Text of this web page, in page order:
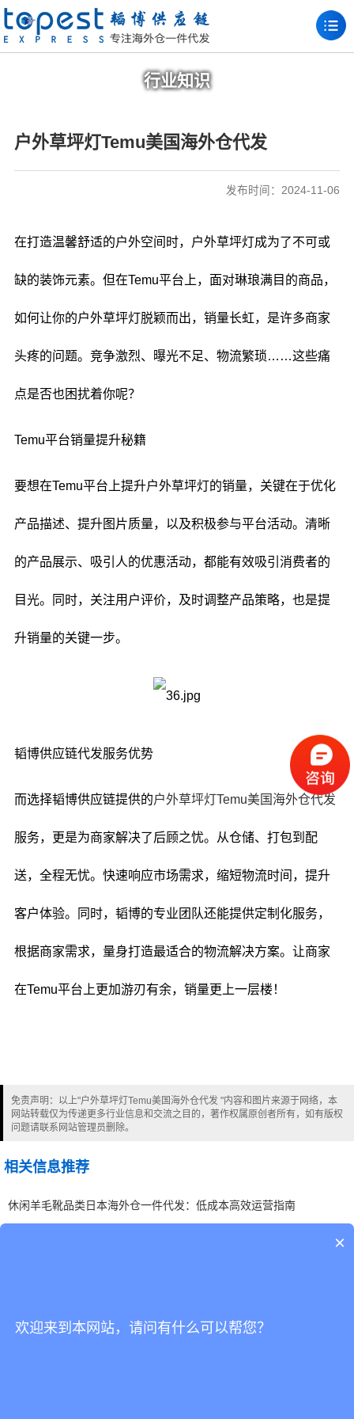
行业知识
户外草坪灯Temu美国海外仓代发
发布时间：2024-11-06
在打造温馨舒适的户外空间时，户外草坪灯成为了不可或
缺的装饰元素。但在Temu平台上，面对琳琅满目的商品，
如何让你的户外草坪灯脱颖而出，销量长虹，是许多商家
头疼的问题。竞争激烈、曝光不足、物流繁琐……这些痛
点是否也困扰着你呢？
Temu平台销量提升秘籍
要想在Temu平台上提升户外草坪灯的销量，关键在于优化
产品描述、提升图片质量，以及积极参与平台活动。清晰
的产品展示、吸引人的优惠活动，都能有效吸引消费者的
目光。同时，关注用户评价，及时调整产品策略，也是提
升销量的关键一步。
韬博供应链代发服务优势
而选择韬博供应链提供的户外草坪灯Temu美国海外仓代发
服务，更是为商家解决了后顾之忧。从仓储、打包到配
送，全程无忧。快速响应市场需求，缩短物流时间，提升
客户体验。同时，韬博的专业团队还能提供定制化服务，
根据商家需求，量身打造最适合的物流解决方案。让商家
在Temu平台上更加游刃有余，销量更上一层楼！
免责声明：以上"户外草坪灯Temu美国海外仓代发 "内容和图片来源于网络，本
网站转载仅为传递更多行业信息和交流之目的，著作权属原创者所有，如有版权
问题请联系网站管理员删除。
相关信息推荐
休闲羊毛靴品类日本海外仓一件代发：低成本高效运营指南
路亚杆品类日本海外仓一件代发：低成本高效运营指南
×
欢迎来到本网站，请问有什么可以帮您？